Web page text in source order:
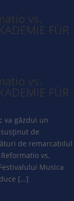
vs.
FÜR
vs.
FÜR
va găzdui un
de
de remarcabilul
vs.
Musica
[…]